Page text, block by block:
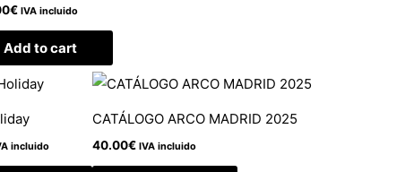
€ IVA incluido
Add to cart
incluido
CATÁLOGO ARCO MADRID 2025
40.00€ IVA incluido